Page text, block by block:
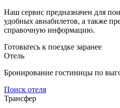
Наш сервис предназначен для
удобных авиабилетов, а также
справочную информацию.
Готовьтесь к поездке заранее
Отель
Бронирование гостиницы по
Поиск отеля
Трансфер